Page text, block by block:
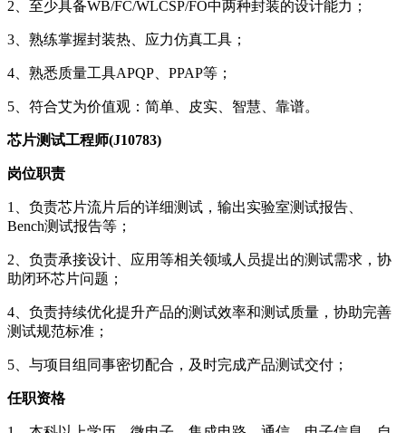
2、至少具备WB/FC/WLCSP/FO中两种封装的设计能力；
3、熟练掌握封装热、应力仿真工具；
4、熟悉质量工具APQP、PPAP等；
5、符合艾为价值观：简单、皮实、智慧、靠谱。
芯片测试工程师(J10783)
岗位职责
1、负责芯片流片后的详细测试，输出实验室测试报告、
Bench测试报告等；
2、负责承接设计、应用等相关领域人员提出的测试需求，协
助闭环芯片问题；
4、负责持续优化提升产品的测试效率和测试质量，协助完善
测试规范标准；
5、与项目组同事密切配合，及时完成产品测试交付；
任职资格